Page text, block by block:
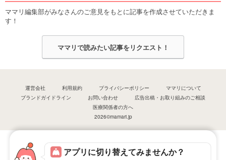
アプリに切り替えてみませんか？
ママリ編集部がみなさんのご意見をもとに記事を作成させていただきま
す！
ママリで読みたい記事をリクエスト！
運営会社 利用規約 プライバシーポリシー
ママリについて
ブランドガイドライン
お問い合わせ
広告出稿・お取り組みのご相談
医療関係者の方へ
2026©mamari.jp